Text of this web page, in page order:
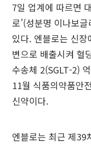
7일 업계에 따르면
로’(성분명 이나보
있다. 엔블로는 신
변으로 배출시켜 혈
수송체 2(SGLT-2)
11월 식품의약품안
신약이다.
엔블로는 최근 제39